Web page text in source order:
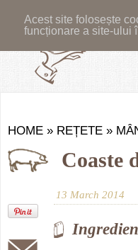
Acest site folosește
funcționare a site-ului
HOME » REȚETE »
Coaste
13 March 2014